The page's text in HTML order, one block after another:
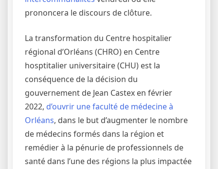
prononcera le discours de clôture.
La transformation du Centre hospitalier
régional d’Orléans (CHRO) en Centre
hosptitalier universitaire (CHU) est la
conséquence de la décision du
gouvernement de Jean Castex en février
2022, d’ouvrir une faculté de médecine à
Orléans, dans le but d’augmenter le nombre
de médecins formés dans la région et
remédier à la pénurie de professionnels de
santé dans l’une des régions la plus impactée